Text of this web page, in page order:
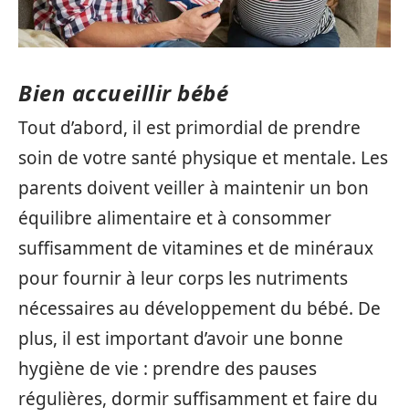
Bien accueillir bébé
Tout d’abord, il est primordial de prendre
soin de votre santé physique et mentale. Les
parents doivent veiller à maintenir un bon
équilibre alimentaire et à consommer
suffisamment de vitamines et de minéraux
pour fournir à leur corps les nutriments
nécessaires au développement du bébé. De
plus, il est important d’avoir une bonne
hygiène de vie : prendre des pauses
régulières, dormir suffisamment et faire du